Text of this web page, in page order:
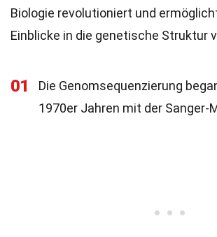
Biologie revolutioniert und
Einblicke in die genetische Struktur
01
Die Genomsequenzierung
1970er Jahren mit der Sanger-